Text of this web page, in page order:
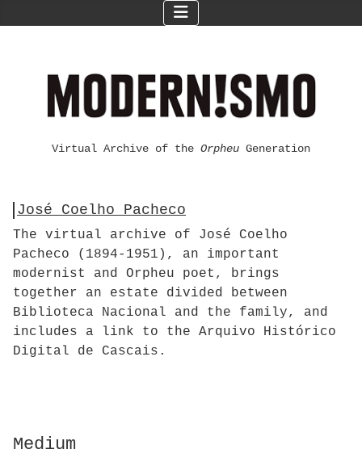
Virtual Archive of the Orpheu Generation
José Coelho Pacheco
The virtual archive of José Coelho
Pacheco (1894-1951), an important
modernist and Orpheu poet, brings
together an estate divided between
Biblioteca Nacional and the family, and
includes a link to the Arquivo Histórico
Digital de Cascais.
Medium